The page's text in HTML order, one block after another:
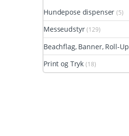
Hundepose dispenser (5)
Messeudstyr (129)
Beachflag, Banner, Roll-Up
Print og Tryk (18)